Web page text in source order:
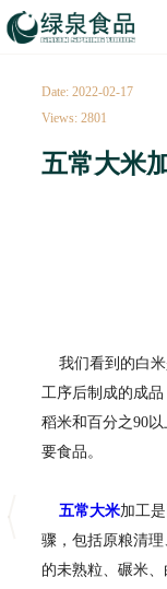
Date: 2022-02-17
Views: 2801
五常大米
我们看到的白米
工序后制成的成
稻米和百分之90
要食品。
五常大米加工
骤，包括原粮清
的未熟粒、碾米